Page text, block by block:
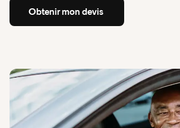
Services de proximité
Tech et Digital
Transport et Logistique
Nos assurances pour consultants
Obtenirmon devis